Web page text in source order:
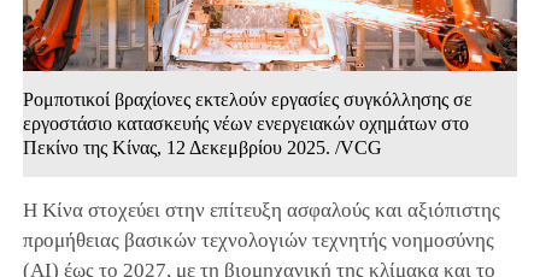
Ρομποτικοί βραχίονες εκτελούν εργασίες συγκόλλησης σε
εργοστάσιο κατασκευής νέων ενεργειακών οχημάτων στο
Πεκίνο της Κίνας, 12 Δεκεμβρίου 2025. /VCG
Η Κίνα στοχεύει στην επίτευξη ασφαλούς και αξιόπιστης
προμήθειας βασικών τεχνολογιών τεχνητής νοημοσύνης
(AI) έως το 2027, με τη βιομηχανική της κλίμακα και το